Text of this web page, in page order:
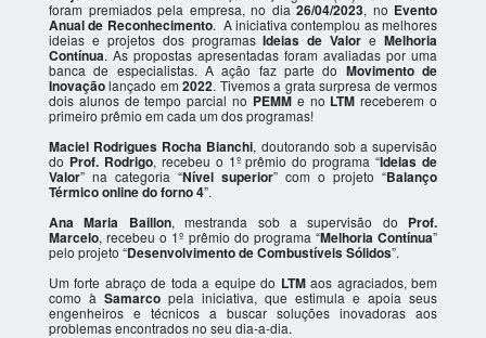
foram premiados pela empresa, no dia26/04/2023, no Evento
Anual de Reconhecimento. A iniciativa contemplou as melhores
ideias e projetos dos programasIdeias de Valor eMelhoria
Contínua. As propostas apresentadas foram avaliadas por uma
banca de especialistas. A ação faz parte do Movimento de
Inovaçãolançado em2022. Tivemos a grata surpresa de vermos
dois alunos de tempo parcial no PEMMe no LTM receberem o
primeiro prêmio em cada um dos programas!
Maciel Rodrigues Rocha Bianchi, doutorando sob a supervisão
do Prof. Rodrigo, recebeu o 1º prêmio do programa “Ideias de
Valor” na categoria “Nível superior” com o projeto “Balanço
Térmico online do forno 4”.
Ana Maria Baillon, mestranda sob a supervisão do Prof.
Marcelo, recebeu o 1º prêmio do programa “Melhoria Contínua”
pelo projeto “Desenvolvimento de Combustíveis Sólidos”.
Um forte abraço de toda a equipe do LTMaos agraciados, bem
como à Samarco pela iniciativa, que estimula e apoia seus
engenheiros e técnicos a buscar soluções inovadoras aos
problemas encontrados no seu dia-a-dia.